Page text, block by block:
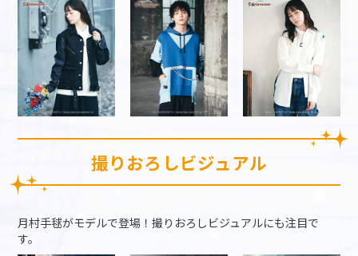
撮りおろしビジュアル
月村手毬がモデルで登場！撮りおろしビジュアルにも注目で
す。